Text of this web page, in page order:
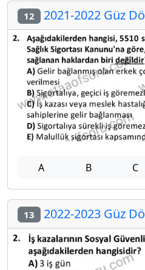
12 2021-2022 Güz
A B C
13 2022-2023 Güz